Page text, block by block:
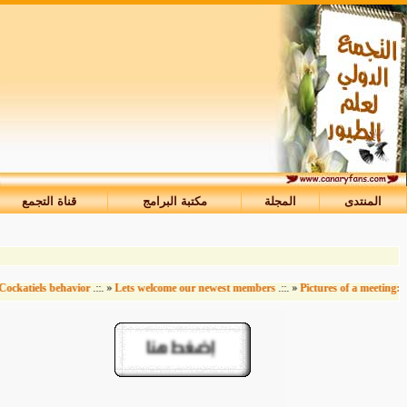
المنتدى المجلة مكتبة البرامج قناة التجمع